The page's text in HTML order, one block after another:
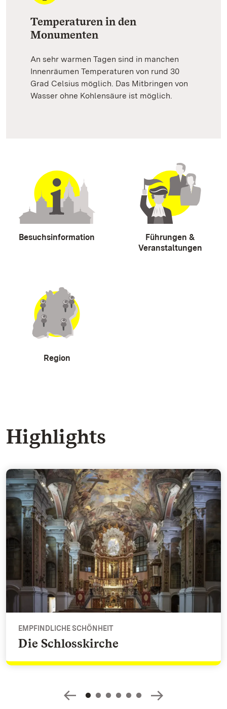
Temperaturen in den
Monumenten
An sehr warmen Tagen sind in manchen
Innenräumen Temperaturen von rund 30
Grad Celsius möglich. Das Mitbringen von
Wasser ohne Kohlensäure ist möglich.
Besuchsinformation
Führungen &
Veranstaltungen
Region
Highlights
Die Schlosskirche
EMPFINDLICHE SCHÖNHEIT
Die Schlosskirche - Empfindliche Schönheit